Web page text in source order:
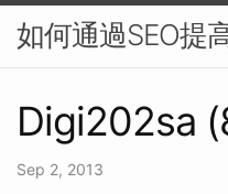
如何通過SEO提
Digi202sa
Sep 2, 2013